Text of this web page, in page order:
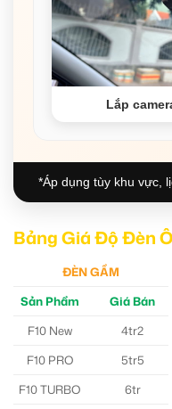
Lắp
*Áp dụng tùy khu vực,
Bảng Giá Độ Đèn
ĐÈN GẦM
Sản Phẩm
Giá Bán
F10 New
4tr2
F10 PRO
5tr5
F10 TURBO
6tr